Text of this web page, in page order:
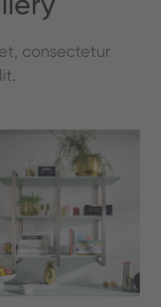
consectetur